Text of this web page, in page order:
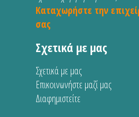
Καταχωρήστε την
σας
Σχετικά με μας
Σχετικά με μας
Επικοινωνήστε μαζί μας
Διαφημιστείτε